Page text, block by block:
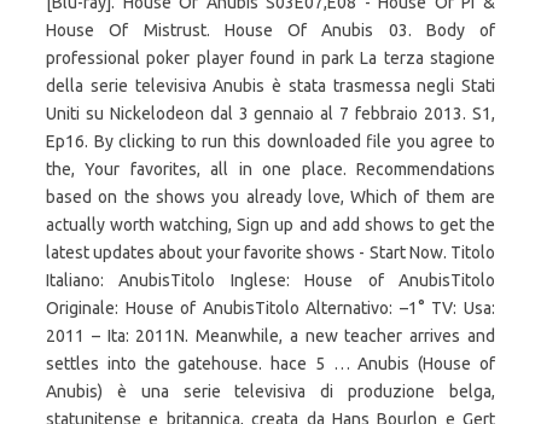
House Of Mistrust. House Of Anubis 03. Body of
professional poker player found in park La terza stagione
della serie televisiva Anubis è stata trasmessa negli Stati
Uniti su Nickelodeon dal 3 gennaio al 7 febbraio 2013. S1,
Ep16. By clicking to run this downloaded file you agree to
the, Your favorites, all in one place. Recommendations
based on the shows you already love, Which of them are
actually worth watching, Sign up and add shows to get the
latest updates about your favorite shows - Start Now. Titolo
Italiano: AnubisTitolo Inglese: House of AnubisTitolo
Originale: House of AnubisTitolo Alternativo: –1° TV: Usa:
2011 – Ita: 2011N. Meanwhile, a new teacher arrives and
settles into the gatehouse. hace 5 … Anubis (House of
Anubis) è una serie televisiva di produzione belga,
statunitense e britannica, creata da Hans Bourlon e Gert